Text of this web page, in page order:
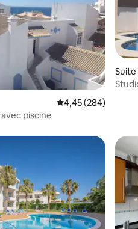
de 130 commentaires : 4,96 sur
Évaluation
4,45 (284)
piscine
Suite